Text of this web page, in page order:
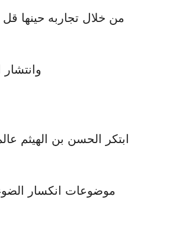
من خلال تجاربه حينها
ابتكر الحسن بن الهيثم
موضوعات انكسار